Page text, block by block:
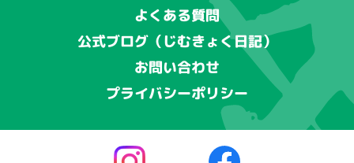
よくある質問
公式ブログ（じむきょく日記）
お問い合わせ
プライバシーポリシー